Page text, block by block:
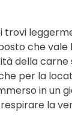
trovi
che vale
della
per la
in un
la